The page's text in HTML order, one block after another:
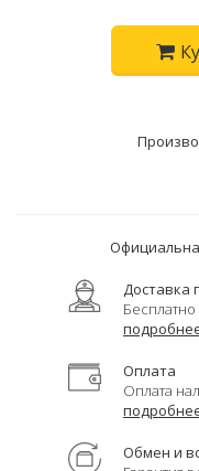
Доставка
Бесплатно
Оплата
Оплата
Обмен и